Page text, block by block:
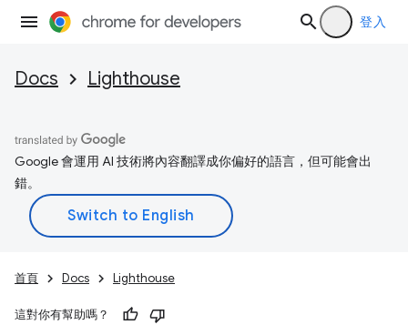
登入
Docs Lighthouse
Google 會運用 AI 技術將內容翻譯成你偏好的語言，但可能會出
錯。
首頁 Docs Lighthouse
這對你有幫助嗎？